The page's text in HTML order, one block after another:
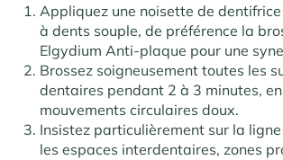
Appliquez une noisette de
à dents souple, de préférence la
Elgydium Anti-plaque pour une
Brossez soigneusement toutes les
dentaires pendant 2 à 3 minutes,
mouvements circulaires doux.
Insistez particulièrement sur la
les espaces interdentaires, zones